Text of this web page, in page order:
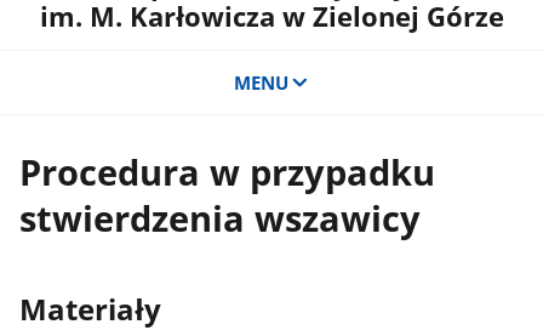
im. M. Karłowicza w Zielonej Górze
MENU
Procedura w przypadku
stwierdzenia wszawicy
Materiały